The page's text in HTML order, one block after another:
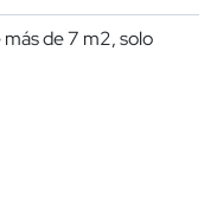
de 7 m2, solo